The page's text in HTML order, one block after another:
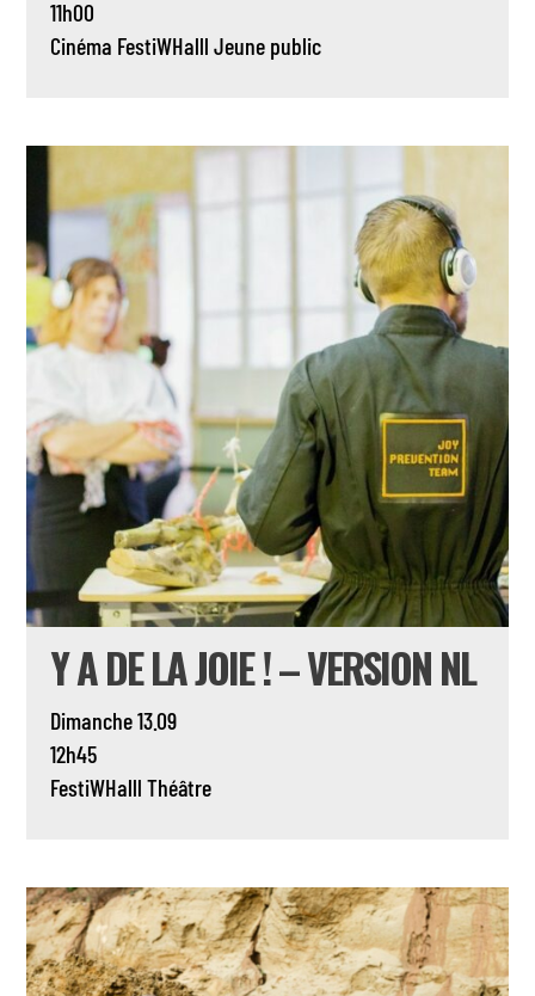
11h00
Cinéma FestiWHalll Jeune public
Y A DE LA JOIE ! – VERSION NL
Dimanche 13.09
12h45
FestiWHalll Théâtre